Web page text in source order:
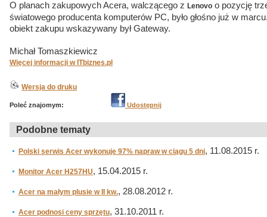
O planach zakupowych Acera, walczącego z Lenovo o pozycję
światowego producenta komputerów PC, było głośno już w
obiekt zakupu wskazywany był Gateway.
Michał Tomaszkiewicz
Więcej informacji w ITbiznes.pl
Wersja do druku
Poleć znajomym: Udostępnij
Podobne tematy
Polski serwis Acer wykonuje 97% napraw w ciągu 5 dni, 11.08.2015 r.
Monitor Acer H257HU, 15.04.2015 r.
Acer na małym plusie w II kw., 28.08.2012 r.
Acer podnosi ceny sprzętu, 31.10.2011 r.